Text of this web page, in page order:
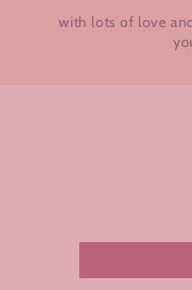
with lots of love